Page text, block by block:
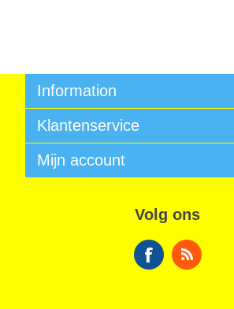
Information
Sitemap
Betalen
Garantie
Verzendkosten
Algemene voorwaarden
Klantenservice
Nieuws
Mijn account
Volg ons